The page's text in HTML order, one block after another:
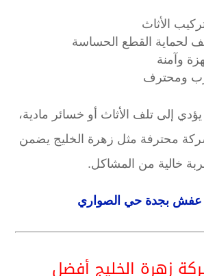
الأثاث
لحماية القطع الحساسة
وآمنة
ومحترف
إلى تلف الأثاث أو خسائر مادية،
محترفة مثل زهرة الخليج يضمن
خالية من المشاكل.
بجدة حي الصواري
زهرة الخليج أفضل